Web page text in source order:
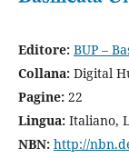
Editore: BUP –
Collana:Digital
Pagine:22
Lingua:Italiano,
NBN: http://